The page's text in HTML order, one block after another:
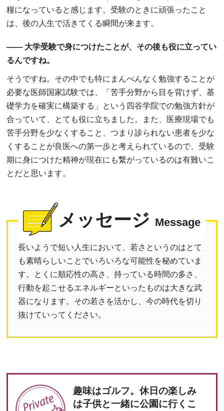
糧になっていると感じます。受験のときに頑張ったこと
は、後の人生で活きてくる瞬間が来ます。
―― 大学受験で身につけたことが、その後も役に立ってい
るんですね。
そうですね。その中でも特にまんべんなく勉強することが
必要な医師国家試験では、「苦手分野から目を背けず、基
礎学力を確実に構築する」という四谷学院での勉強方針が
合っていて、とても役に立ちました。また、医療現場でも
苦手分野を少なくすること、つまり診られない患者を少な
くすることが良医への第一歩と考えられているので、受験
期に身につけた精神が現在にも繋がっているのは有難いこ
とだと思います。
メッセージ Message
長いようで短い人生において、若さというのはとて
も素晴らしいことでいろいろな可能性を秘めていま
す。とくに順応性の高さ、持っている時間の多さ、
行動を起こせるエネルギーといったものは大きな武
器になります。その若さを活かし、今の時代を切り
抜けていってください。
趣味はゴルフ。休日の楽しみ
は子供と一緒に公園に行くこ